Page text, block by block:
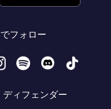
フォロー
spotify discord tiktok
ディフェンダー